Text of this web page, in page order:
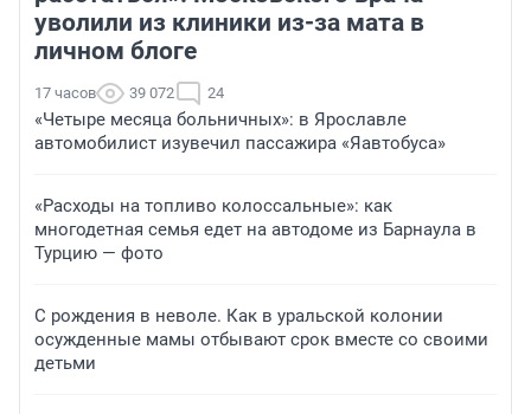
уволили из клиники из-за мата в
личном блоге
17 часов 39 072 24
«Четыре месяца больничных»: в Ярославле
автомобилист изувечил пассажира «Яавтобуса»
«Расходы на топливо колоссальные»: как
многодетная семья едет на автодоме из Барнаула в
Турцию — фото
С рождения в неволе. Как в уральской колонии
осужденные мамы отбывают срок вместе со своими
детьми